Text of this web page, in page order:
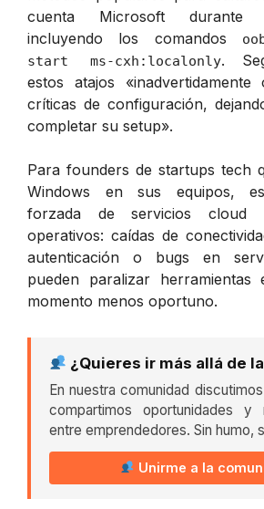
cuenta Microsoft durante
incluyendo los comandos
start ms-cxh:localonly.
estos atajos «inadvertidamente
críticas de configuración,
completar su setup».
Para founders de startups tech
Windows en sus equipos,
forzada de servicios cloud
operativos: caídas de
autenticación o bugs en
pueden paralizar herramientas
momento menos oportuno.
¿Quieres ir más allá de
En nuestra comunidad
compartimos oportunidades y
entre emprendedores. Sin humo,
Unirme a la